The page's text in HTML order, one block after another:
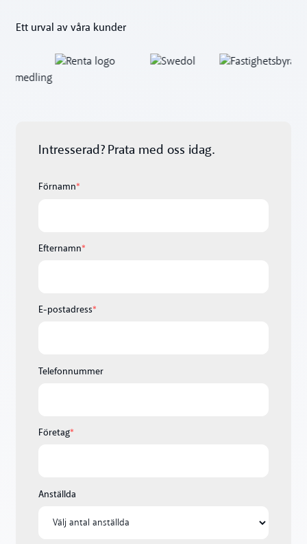
Ett urval av våra kunder
Intresserad? Prata med oss idag.
Förnamn*
Efternamn*
E-postadress*
Telefonnummer
Företag*
Anställda